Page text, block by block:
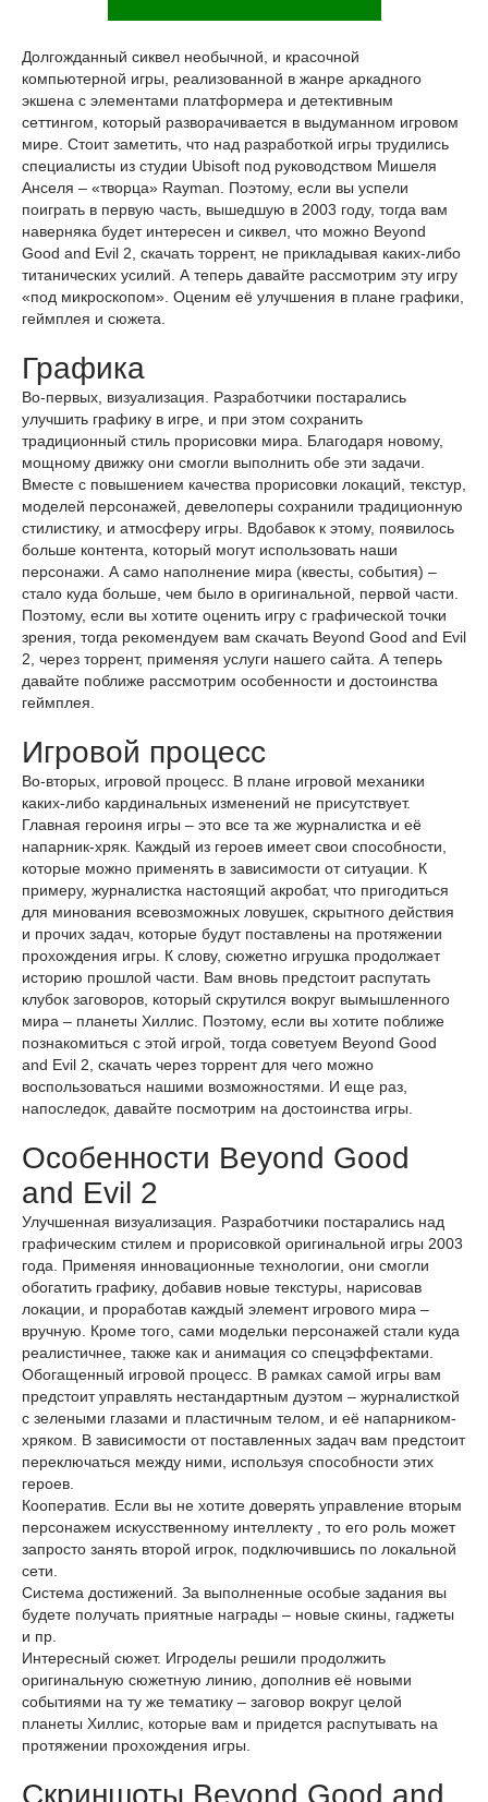
Долгожданный сиквел необычной, и красочной
компьютерной игры, реализованной в жанре аркадного
экшена с элементами платформера и детективным
сеттингом, который разворачивается в выдуманном игровом
мире. Стоит заметить, что над разработкой игры трудились
специалисты из студии Ubisoft под руководством Мишеля
Анселя – «творца» Rayman. Поэтому, если вы успели
поиграть в первую часть, вышедшую в 2003 году, тогда вам
наверняка будет интересен и сиквел, что можно Beyond
Good and Evil 2, скачать торрент, не прикладывая каких-либо
титанических усилий. А теперь давайте рассмотрим эту игру
«под микроскопом». Оценим её улучшения в плане графики,
геймплея и сюжета.
Графика
Во-первых, визуализация. Разработчики постарались
улучшить графику в игре, и при этом сохранить
традиционный стиль прорисовки мира. Благодаря новому,
мощному движку они смогли выполнить обе эти задачи.
Вместе с повышением качества прорисовки локаций, текстур,
моделей персонажей, девелоперы сохранили традиционную
стилистику, и атмосферу игры. Вдобавок к этому, появилось
больше контента, который могут использовать наши
персонажи. А само наполнение мира (квесты, события) –
стало куда больше, чем было в оригинальной, первой части.
Поэтому, если вы хотите оценить игру с графической точки
зрения, тогда рекомендуем вам скачать Beyond Good and Evil
2, через торрент, применяя услуги нашего сайта. А теперь
давайте поближе рассмотрим особенности и достоинства
геймплея.
Игровой процесс
Во-вторых, игровой процесс. В плане игровой механики
каких-либо кардинальных изменений не присутствует.
Главная героиня игры – это все та же журналистка и её
напарник-хряк. Каждый из героев имеет свои способности,
которые можно применять в зависимости от ситуации. К
примеру, журналистка настоящий акробат, что пригодиться
для минования всевозможных ловушек, скрытного действия
и прочих задач, которые будут поставлены на протяжении
прохождения игры. К слову, сюжетно игрушка продолжает
историю прошлой части. Вам вновь предстоит распутать
клубок заговоров, который скрутился вокруг вымышленного
мира – планеты Хиллис. Поэтому, если вы хотите поближе
познакомиться с этой игрой, тогда советуем Beyond Good
and Evil 2, скачать через торрент для чего можно
воспользоваться нашими возможностями. И еще раз,
напоследок, давайте посмотрим на достоинства игры.
Особенности Beyond Good
and Evil 2
Улучшенная визуализация. Разработчики постарались над
графическим стилем и прорисовкой оригинальной игры 2003
года. Применяя инновационные технологии, они смогли
обогатить графику, добавив новые текстуры, нарисовав
локации, и проработав каждый элемент игрового мира –
вручную. Кроме того, сами модельки персонажей стали куда
реалистичнее, также как и анимация со спецэффектами.
Обогащенный игровой процесс. В рамках самой игры вам
предстоит управлять нестандартным дуэтом – журналисткой
с зелеными глазами и пластичным телом, и её напарником-
хряком. В зависимости от поставленных задач вам предстоит
переключаться между ними, используя способности этих
героев.
Кооператив. Если вы не хотите доверять управление вторым
персонажем искусственному интеллекту , то его роль может
запросто занять второй игрок, подключившись по локальной
сети.
Система достижений. За выполненные особые задания вы
будете получать приятные награды – новые скины, гаджеты
и пр.
Интересный сюжет. Игроделы решили продолжить
оригинальную сюжетную линию, дополнив её новыми
событиями на ту же тематику – заговор вокруг целой
планеты Хиллис, которые вам и придется распутывать на
протяжении прохождения игры.
Скриншоты Beyond Good and